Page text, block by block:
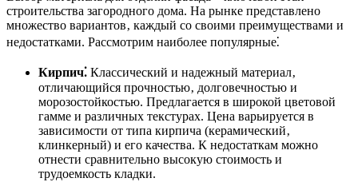
строительства загородного дома. На рынке представлено
множество вариантов‚ каждый со своими преимуществами и
недостатками. Рассмотрим наиболее популярные⁚
Кирпич⁚ Классический и надежный материал‚
отличающийся прочностью‚ долговечностью и
морозостойкостью. Предлагается в широкой цветовой
гамме и различных текстурах. Цена варьируется в
зависимости от типа кирпича (керамический‚
клинкерный) и его качества. К недостаткам можно
отнести сравнительно высокую стоимость и
трудоемкость кладки.